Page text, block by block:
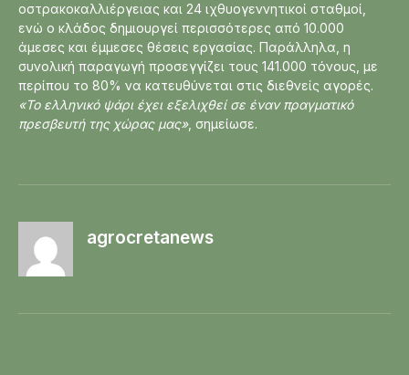
οστρακοκαλλιέργειας και 24 ιχθυογεννητικοί σταθμοί,
ενώ ο κλάδος δημιουργεί περισσότερες από 10.000
άμεσες και έμμεσες θέσεις εργασίας. Παράλληλα, η
συνολική παραγωγή προσεγγίζει τους 141.000 τόνους, με
περίπου το 80% να κατευθύνεται στις διεθνείς αγορές.
«Το ελληνικό ψάρι έχει εξελιχθεί σε έναν πραγματικό
πρεσβευτή της χώρας μας», σημείωσε.
agrocretanews